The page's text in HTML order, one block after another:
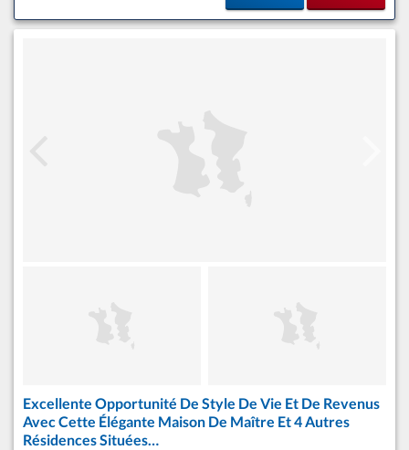
Excellente Opportunité De Style De Vie Et De Revenus
Avec Cette Élégante Maison De Maître Et 4 Autres
Résidences Situées…